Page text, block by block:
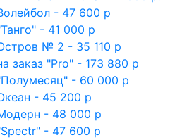
- 47 600 р
- 41 000 р
№ 2 - 35 110 р
заказ "Pro" - 173 880 р
- 60 000 р
- 45 200 р
- 48 000 р
- 47 600 р